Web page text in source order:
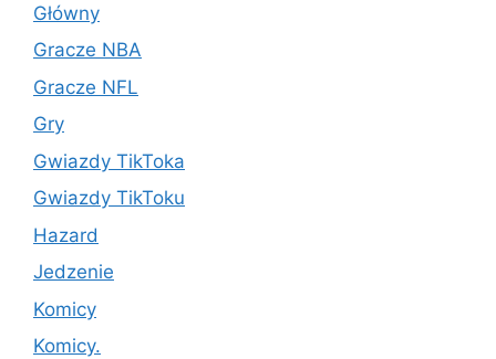
Główny
Gracze NBA
Gracze NFL
Gry
Gwiazdy TikToka
Gwiazdy TikToku
Hazard
Jedzenie
Komicy
Komicy.